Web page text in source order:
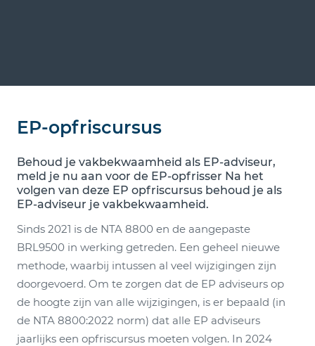
EP-opfriscursus
Behoud je vakbekwaamheid als EP-adviseur,
meld je nu aan voor de EP-opfrisser Na het
volgen van deze EP opfriscursus behoud je als
EP-adviseur je vakbekwaamheid.
Sinds 2021 is de NTA 8800 en de aangepaste
BRL9500 in werking getreden. Een geheel nieuwe
methode, waarbij intussen al veel wijzigingen zijn
doorgevoerd. Om te zorgen dat de EP adviseurs op
de hoogte zijn van alle wijzigingen, is er bepaald (in
de NTA 8800:2022 norm) dat alle EP adviseurs
jaarlijks een opfriscursus moeten volgen. In 2024